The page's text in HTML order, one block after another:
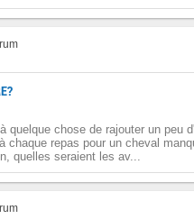
quelque chose de rajouter un peu
chaque repas pour un cheval
quelles seraient les av...